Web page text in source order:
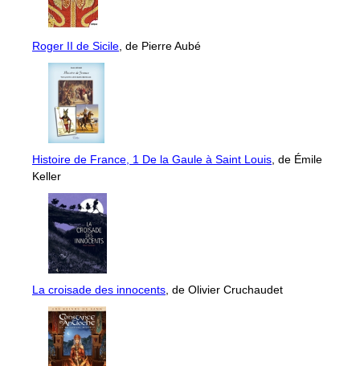
Roger II de Sicile , de Pierre Aubé
Histoire de France, 1 De la Gaule à Saint Louis , de Émile
Keller
La croisade des innocents , de Olivier Cruchaudet